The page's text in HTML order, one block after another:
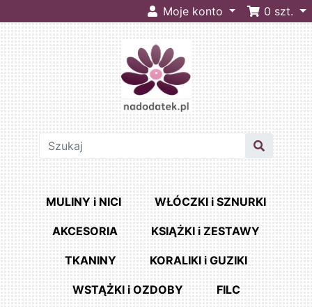
Moje konto 0 szt.
MULINY i NICI WŁÓCZKI i SZNURKI
AKCESORIA KSIĄŻKI i ZESTAWY
TKANINY KORALIKI i GUZIKI
WSTĄŻKI i OZDOBY FILC